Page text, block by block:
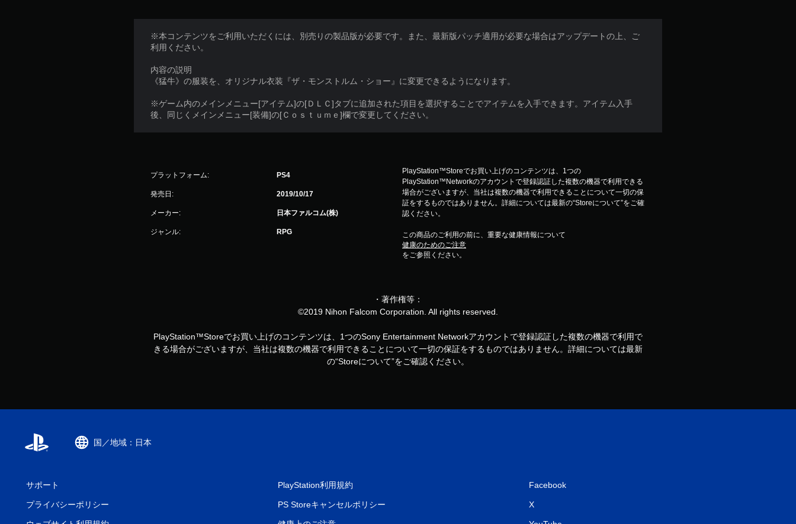
※本コンテンツをご利用いただくには、別売りの製品版が必要です。また、最新版パッチ適用が必要な場合はアップデートの上、ご
利用ください。
内容の説明
《猛牛》の服装を、オリジナル衣装『ザ・モンストルム・ショー』に変更できるようになります。
※ゲーム内のメインメニュー[アイテム]の[ＤＬＣ]タブに追加された項目を選択することでアイテムを入手できます。アイテム入手
後、同じくメインメニュー[装備]の[Ｃｏｓｔｕｍｅ]欄で変更してください。
プラットフォーム: PS4
発売日: 2019/10/17
メーカー: 日本ファルコム(株)
ジャンル: RPG
PlayStation™Storeでお買い上げのコンテンツは、1つの
PlayStation™Networkのアカウントで登録認証した複数の機器で利用できる
場合がございますが、当社は複数の機器で利用できることについて一切の保
証をするものではありません。詳細については最新の“Storeについて”をご確
認ください。
この商品のご利用の前に、重要な健康情報について
健康のためのご注意
をご参照ください。
・著作権等：
©2019 Nihon Falcom Corporation. All rights reserved.
PlayStation™Storeでお買い上げのコンテンツは、1つのSony Entertainment Networkアカウントで登録認証した複数の機器で利用で
きる場合がございますが、当社は複数の機器で利用できることについて一切の保証をするものではありません。詳細については最新
の“Storeについて”をご確認ください。
国／地域：日本
サポート
プライバシーポリシー
PlayStation利用規約
PS Storeキャンセルポリシー
Facebook
X